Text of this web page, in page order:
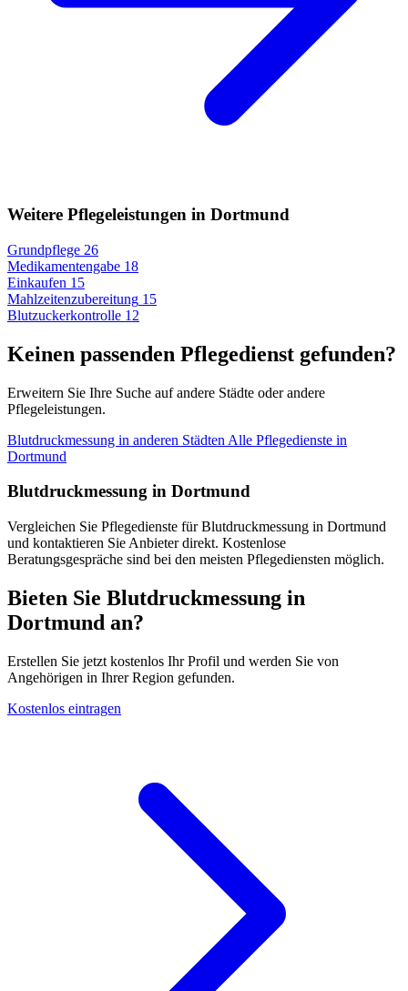
Weitere Pflegeleistungen in Dortmund
Grundpflege 26
Medikamentengabe 18
Einkaufen 15
Mahlzeitenzubereitung 15
Blutzuckerkontrolle 12
Keinen passenden Pflegedienst gefunden?
Erweitern Sie Ihre Suche auf andere Städte oder andere
Pflegeleistungen.
Blutdruckmessung in anderen Städten Alle Pflegedienste in
Dortmund
Blutdruckmessung in Dortmund
Vergleichen Sie Pflegedienste für Blutdruckmessung in Dortmund
und kontaktieren Sie Anbieter direkt. Kostenlose
Beratungsgespräche sind bei den meisten Pflegediensten möglich.
Bieten Sie Blutdruckmessung in
Dortmund an?
Erstellen Sie jetzt kostenlos Ihr Profil und werden Sie von
Angehörigen in Ihrer Region gefunden.
Kostenlos eintragen